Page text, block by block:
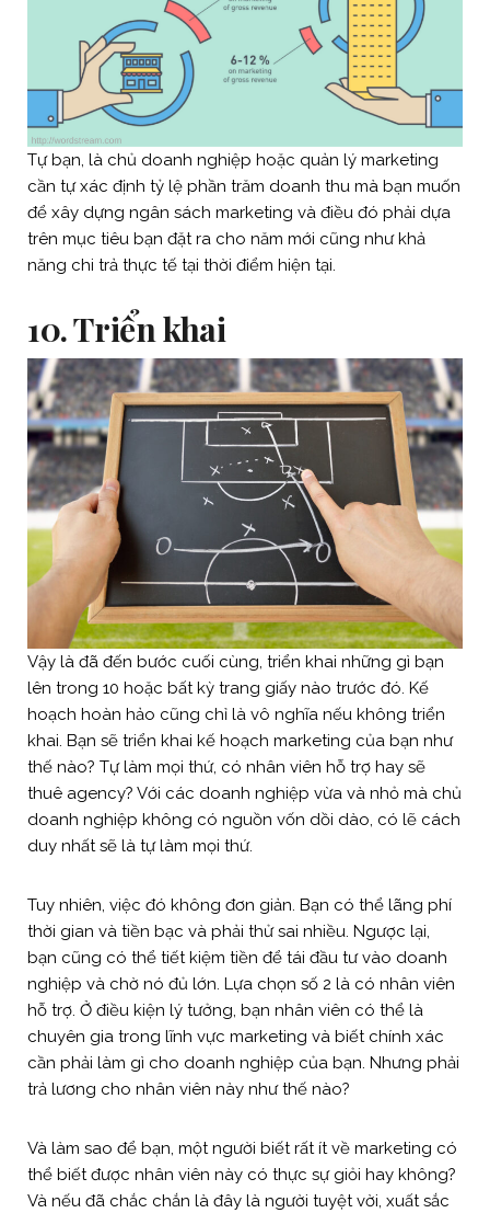
Tự bạn, là chủ doanh nghiệp hoặc quản lý marketing
cần tự xác định tỷ lệ phần trăm doanh thu mà bạn muốn
để xây dựng ngân sách marketing và điều đó phải dựa
trên mục tiêu bạn đặt ra cho năm mới cũng như khả
năng chi trả thực tế tại thời điểm hiện tại.
10. Triển khai
Vậy là đã đến bước cuối cùng, triển khai những gì bạn
lên trong 10 hoặc bất kỳ trang giấy nào trước đó. Kế
hoạch hoàn hảo cũng chỉ là vô nghĩa nếu không triển
khai. Bạn sẽ triển khai kế hoạch marketing của bạn như
thế nào? Tự làm mọi thứ, có nhân viên hỗ trợ hay sẽ
thuê agency? Với các doanh nghiệp vừa và nhỏ mà chủ
doanh nghiệp không có nguồn vốn dồi dào, có lẽ cách
duy nhất sẽ là tự làm mọi thứ.
Tuy nhiên, việc đó không đơn giản. Bạn có thể lãng phí
thời gian và tiền bạc và phải thử sai nhiều. Ngược lại,
bạn cũng có thể tiết kiệm tiền để tái đầu tư vào doanh
nghiệp và chờ nó đủ lớn. Lựa chọn số 2 là có nhân viên
hỗ trợ. Ở điều kiện lý tưởng, bạn nhân viên có thể là
chuyên gia trong lĩnh vực marketing và biết chính xác
cần phải làm gì cho doanh nghiệp của bạn. Nhưng phải
trả lương cho nhân viên này như thế nào?
Và làm sao để bạn, một người biết rất ít về marketing có
thể biết được nhân viên này có thực sự giỏi hay không?
Và nếu đã chắc chắn là đây là người tuyệt vời, xuất sắc